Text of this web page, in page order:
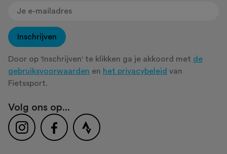
Inschrijven
Door op 'Inschrijven' te klikken ga je akkoord met de
gebruiksvoorwaarden en het privacybeleid van
Fietssport.
Volg ons op...